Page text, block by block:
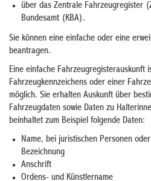
über das Zentrale Fahrzeugregister
Bundesamt (KBA).
Sie können eine einfache oder eine
beantragen.
Eine einfache Fahrzeugregisterauskunft
Fahrzeugkennzeichens oder einer
möglich. Sie erhalten Auskunft über
Fahrzeugdaten sowie Daten zu
beinhaltet zum Beispiel folgende Daten:
Name, bei juristischen Personen
Bezeichnung
Anschrift
Ordens- und Künstlername